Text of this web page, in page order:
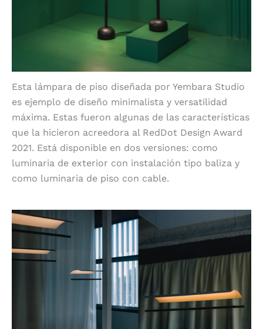
Esta lámpara de piso diseñada por Yembara Studio
es ejemplo de diseño minimalista y versatilidad
máxima. Estas fueron algunas de las características
que la hicieron acreedora al RedDot Design Award
2021. Está disponible en dos versiones: como
luminaria de exterior con instalación tipo baliza y
como luminaria de piso con cable.